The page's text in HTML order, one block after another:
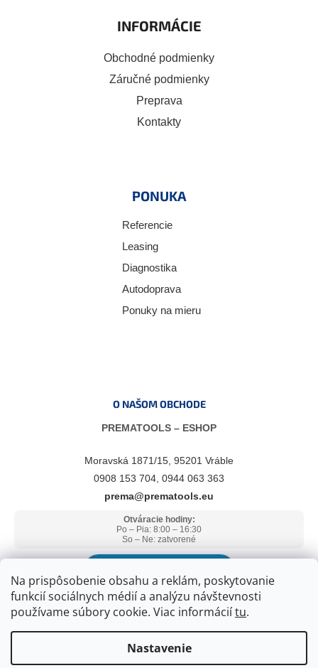
Na prispôsobenie obsahu a reklám, poskytovanie
funkcií sociálnych médií a analýzu návštevnosti
používame súbory cookie. Viac informáciítu.
Nastavenie
INFORMÁCIE
Obchodné podmienky
Záručné podmienky
Preprava
Kontakty
PONUKA
Referencie
Leasing
Diagnostika
Autodoprava
Ponuky na mieru
O NAŠOM OBCHODE
PREMATOOLS – ESHOP
Moravská 1871/15, 95201 Vráble
0908 153 704, 0944 063 363
prema@prematools.eu
Otváracie hodiny:
Po – Pia: 8:00 – 16:30
So – Ne: zatvorené